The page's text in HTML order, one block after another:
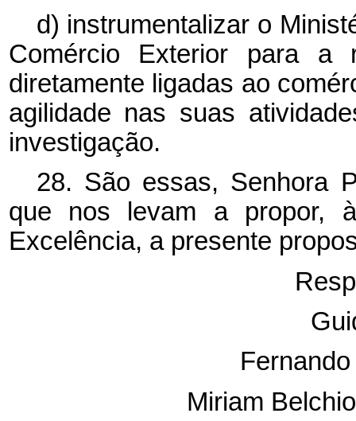
d) instrumentalizar o
Comércio Exterior para a
diretamente ligadas ao
agilidade nas suas
investigação.
28. São essas, Senhora
que nos levam a propor,
Excelência, a presente
Miriam